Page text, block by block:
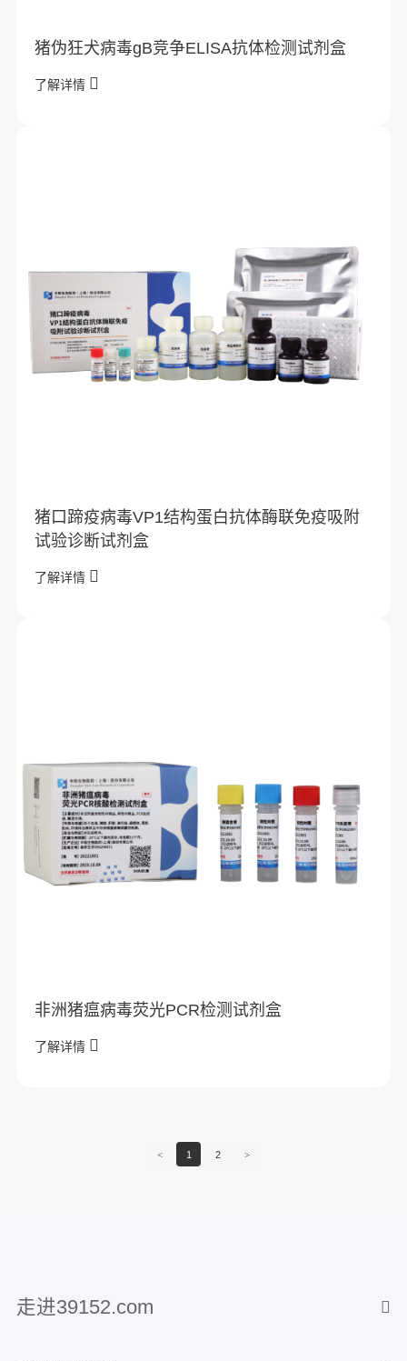
猪伪狂犬病毒gB竞争ELISA抗体检测试剂盒
了解详情
猪口蹄疫病毒VP1结构蛋白抗体酶联免疫吸附
试验诊断试剂盒
了解详情
非洲猪瘟病毒荧光PCR检测试剂盒
了解详情
< 1 2 >
走进39152.com